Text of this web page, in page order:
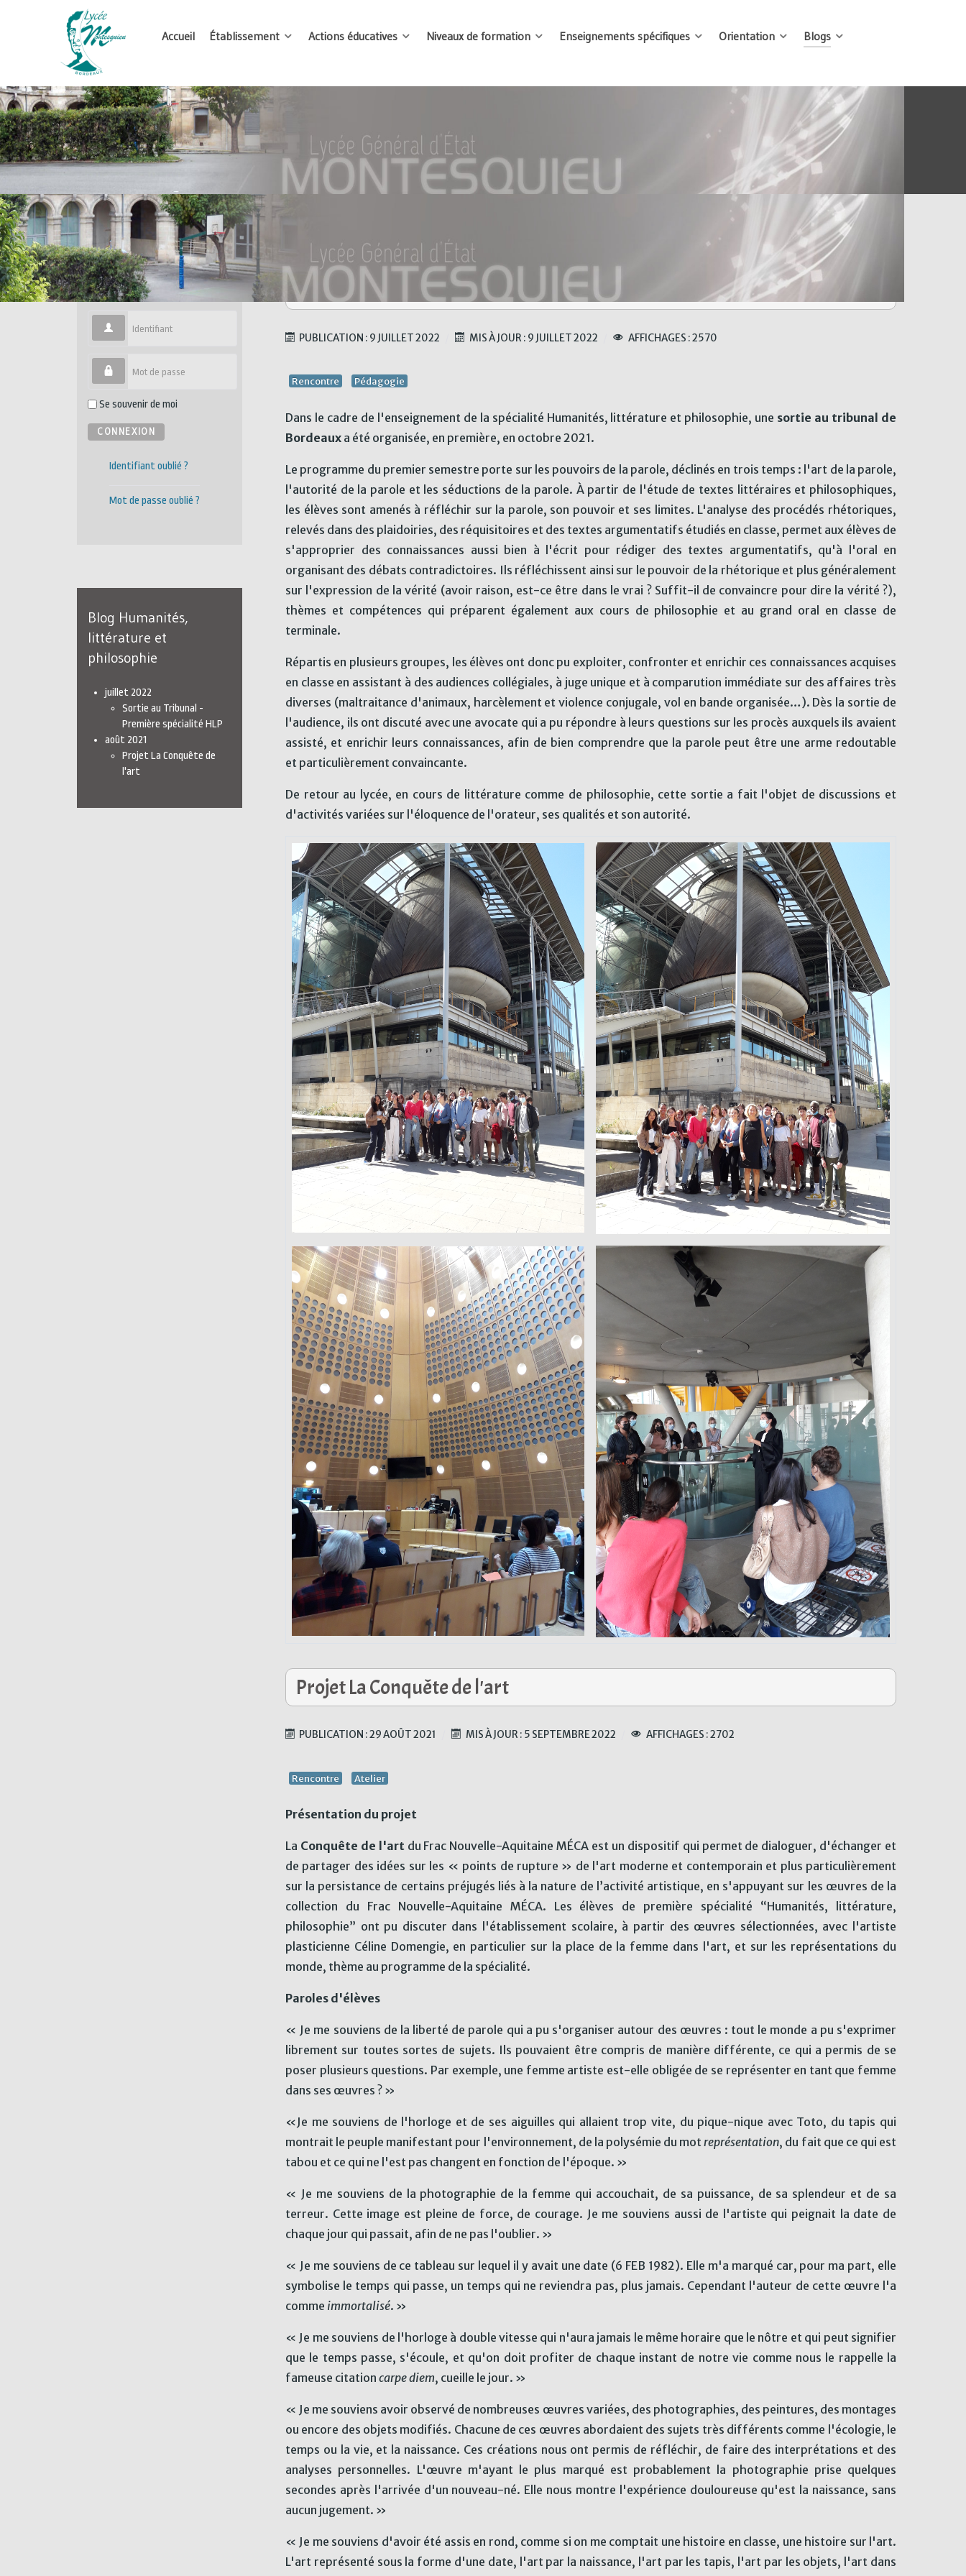
Accueil Établissement Actions éducatives Niveaux de formation Enseignements spécifiques Orientation Blogs
Accès rédacteur
Identifiant
Mot de passe
Se souvenir de moi
CONNEXION
Identifiant oublié ?
Mot de passe oublié ?
Blog Humanités,
littérature et
philosophie
juillet 2022
Sortie au Tribunal -
Première spécialité HLP
août 2021
Projet La Conquête de
l'art
Sortie au Tribunal - Première spécialité HLP
PUBLICATION : 9 JUILLET 2022 MIS À JOUR : 9 JUILLET 2022 AFFICHAGES : 2570
Rencontre Pédagogie
Dans le cadre de l'enseignement de la spécialité Humanités, littérature et philosophie, une sortie au tribunal de
Bordeaux a été organisée, en première, en octobre 2021.
Le programme du premier semestre porte sur les pouvoirs de la parole, déclinés en trois temps : l'art de la parole,
l'autorité de la parole et les séductions de la parole. À partir de l'étude de textes littéraires et philosophiques,
les élèves sont amenés à réfléchir sur la parole, son pouvoir et ses limites. L'analyse des procédés rhétoriques,
relevés dans des plaidoiries, des réquisitoires et des textes argumentatifs étudiés en classe, permet aux élèves de
s'approprier des connaissances aussi bien à l'écrit pour rédiger des textes argumentatifs, qu'à l'oral en
organisant des débats contradictoires. Ils réfléchissent ainsi sur le pouvoir de la rhétorique et plus généralement
sur l'expression de la vérité (avoir raison, est-ce être dans le vrai ? Suffit-il de convaincre pour dire la vérité ?),
thèmes et compétences qui préparent également aux cours de philosophie et au grand oral en classe de
terminale.
Répartis en plusieurs groupes, les élèves ont donc pu exploiter, confronter et enrichir ces connaissances acquises
en classe en assistant à des audiences collégiales, à juge unique et à comparution immédiate sur des affaires très
diverses (maltraitance d'animaux, harcèlement et violence conjugale, vol en bande organisée…). Dès la sortie de
l'audience, ils ont discuté avec une avocate qui a pu répondre à leurs questions sur les procès auxquels ils avaient
assisté, et enrichir leurs connaissances, afin de bien comprendre que la parole peut être une arme redoutable
et particulièrement convaincante.
De retour au lycée, en cours de littérature comme de philosophie, cette sortie a fait l'objet de discussions et
d'activités variées sur l'éloquence de l'orateur, ses qualités et son autorité.
Projet La Conquête de l'art
PUBLICATION : 29 AOÛT 2021 MIS À JOUR : 5 SEPTEMBRE 2022 AFFICHAGES : 2702
Rencontre Atelier
Présentation du projet
La Conquête de l'artdu Frac Nouvelle-Aquitaine MÉCA est un dispositif qui permet de dialoguer, d'échanger et
de partager des idées sur les « points de rupture » de l'art moderne et contemporain et plus particulièrement
sur la persistance de certains préjugés liés à la nature de l’activité artistique, en s'appuyant sur les œuvres de la
collection du Frac Nouvelle-Aquitaine MÉCA. Les élèves de première spécialité “Humanités, littérature,
philosophie” ont pu discuter dans l'établissement scolaire, à partir des œuvres sélectionnées, avec l'artiste
plasticienne Céline Domengie, en particulier sur la place de la femme dans l'art, et sur les représentations du
monde, thème au programme de la spécialité.
Paroles d'élèves
« Je me souviens de la liberté de parole qui a pu s'organiser autour des œuvres : tout le monde a pu s'exprimer
librement sur toutes sortes de sujets. Ils pouvaient être compris de manière différente, ce qui a permis de se
poser plusieurs questions. Par exemple, une femme artiste est-elle obligée de se représenter en tant que femme
dans ses œuvres ? »
«Je me souviens de l'horloge et de ses aiguilles qui allaient trop vite, du pique-nique avec Toto, du tapis qui
montrait le peuple manifestant pour l'environnement, de la polysémie du motreprésentation, du fait que ce qui est
tabou et ce qui ne l'est pas changent en fonction de l'époque. »
« Je me souviens de la photographie de la femme qui accouchait, de sa puissance, de sa splendeur et de sa
terreur. Cette image est pleine de force, de courage. Je me souviens aussi de l'artiste qui peignait la date de
chaque jour qui passait, afin de ne pas l'oublier. »
« Je me souviens de ce tableau sur lequel il y avait une date (6 FEB 1982). Elle m'a marqué car, pour ma part, elle
symbolise le temps qui passe, un temps qui ne reviendra pas, plus jamais. Cependant l'auteur de cette œuvre l'a
comme immortalisé. »
« Je me souviens de l'horloge à double vitesse qui n'aura jamais le même horaire que le nôtre et qui peut signifier
que le temps passe, s'écoule, et qu'on doit profiter de chaque instant de notre vie comme nous le rappelle la
fameuse citation carpe diem, cueille le jour. »
« Je me souviens avoir observé de nombreuses œuvres variées, des photographies, des peintures, des montages
ou encore des objets modifiés. Chacune de ces œuvres abordaient des sujets très différents comme l'écologie, le
temps ou la vie, et la naissance. Ces créations nous ont permis de réfléchir, de faire des interprétations et des
analyses personnelles. L'œuvre m'ayant le plus marqué est probablement la photographie prise quelques
secondes après l'arrivée d'un nouveau-né. Elle nous montre l'expérience douloureuse qu'est la naissance, sans
aucun jugement. »
« Je me souviens d'avoir été assis en rond, comme si on me comptait une histoire en classe, une histoire sur l'art.
L'art représenté sous la forme d'une date, l'art par la naissance, l'art par les tapis, l'art par les objets, l'art dans